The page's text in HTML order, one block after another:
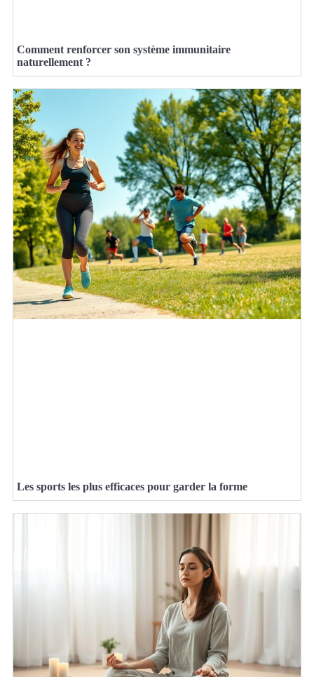
Comment renforcer son système immunitaire
naturellement ?
Les sports les plus efficaces pour garder la forme